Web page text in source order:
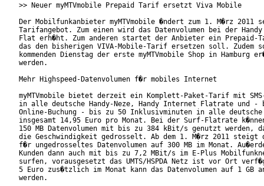
>> Neuer myMTVmobile Prepaid Tarif ersetzt Viva Mobile
Der Mobilfunkanbieter myMTVmobile �ndert zum 1. M�rz 2011
Tarifangebot. Zum einen wird das Datenvolumen bei der
Flat erh�ht. Zum anderen startet der Anbieter ein Prepaid-
das den bisherigen VIVA-Mobile-Tarif ersetzen soll. Zudem
kommenden Dienstag der erste myMTVmobile Shop in Hamburg
werden.
Mehr Highspeed-Datenvolumen f�r mobiles Internet
myMTVmobile bietet derzeit ein Komplett-Paket-Tarif mit
in alle deutsche Handy-Neze, Handy Internet Flatrate und -
Online-Buchung - bis zu 50 Inklusivminuten in alle
insgesamt 14,95 Euro pro Monat. Bei der Surf-Flatrate
150 MB Datenvolumen mit bis zu 384 kBit/s genutzt werden,
die Geschwindigkeit gedrosselt. Ab dem 1. M�rz 2011 steigt
f�r ungedrosseltes Datenvolumen auf 300 MB im Monat.
Kunden dann auch mit bis zu 7,2 MBit/s im E-Plus
surfen, vorausgesetzt das UMTS/HSPDA Netz ist vor Ort
5 Euro zus�tzlich im Monat kann das Datenvolumen auf 1 GB
werden.